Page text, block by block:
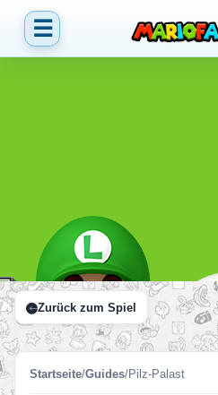
☰
Zurück zum Spiel
Startseite/Guides/Pilz-Palast